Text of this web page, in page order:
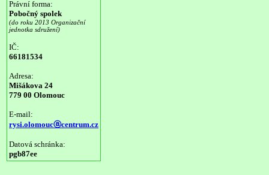
Právní forma:
Pobočný spolek
(do roku 2013 Organizační
jednotka sdružení)
IČ:
66181534
Adresa:
Mišákova 24
779 00 Olomouc
E-mail:
rysi.olomoucⓐcentrum.cz
Datová schránka:
pgb87ee